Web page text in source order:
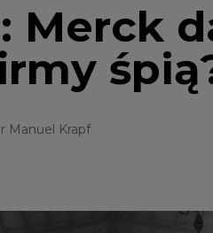
Merck
Manuel Krapf